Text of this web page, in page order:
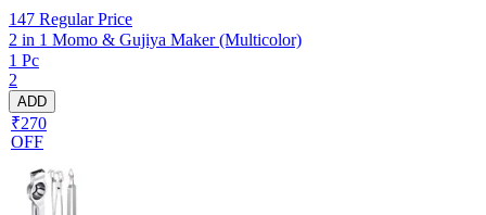
147 Regular Price
2 in 1 Momo & Gujiya Maker (Multicolor)
1 Pc
2
ADD
₹270
OFF